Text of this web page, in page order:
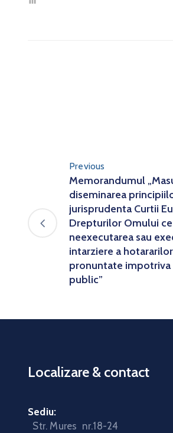
Previous
Memorandumul
diseminarea
jurisprudenta Curtii
Drepturilor Omului
neexecutarea sau
intarziere a
pronuntate
public”
Localizare & contact
Sediu:
Str. Mures nr.18-24